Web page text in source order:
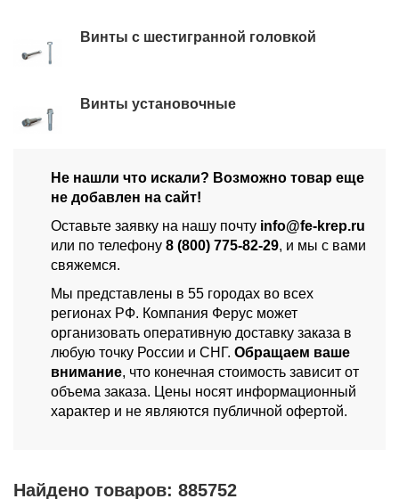
Винты с шестигранной головкой
Винты установочные
Не нашли что искали? Возможно товар еще
не добавлен на сайт!
Оставьте заявку на нашу почту info@fe-krep.ru
или по телефону 8 (800) 775-82-29, и мы с вами
свяжемся.
Мы представлены в 55 городах во всех
регионах РФ. Компания Ферус может
организовать оперативную доставку заказа в
любую точку России и СНГ. Обращаем ваше
внимание, что конечная стоимость зависит от
объема заказа. Цены носят информационный
характер и не являются публичной офертой.
Найдено товаров: 885752